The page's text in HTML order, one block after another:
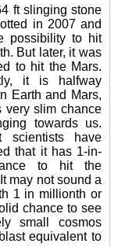
ft slinging stone
in 2007 and
possibility to hit
But later, it was
to hit the Mars.
it is halfway
Earth and Mars,
very slim chance
towards us.
scientists have
that it has 1-in-
to hit the
may not sound a
1 in millionth or
chance to see
small cosmos
equivalent to